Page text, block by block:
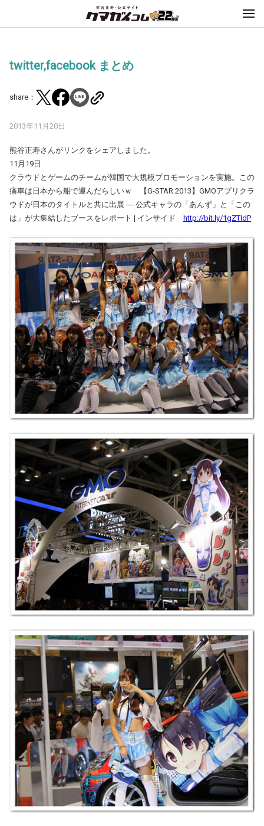
twitter,facebook まとめ
share：
2013年11月20日
熊谷正寿さんがリンクをシェアしました。
11月19日
クラウドとゲームのチームが韓国で大規模プロモーションを実施。この
痛車は日本から船で運んだらしいｗ 【G-STAR 2013】GMOアプリクラ
ウドが日本のタイトルと共に出展 ― 公式キャラの「あんず」と「この
は」が大集結したブースをレポート | インサイド
http://bit.ly/1gZTIdP